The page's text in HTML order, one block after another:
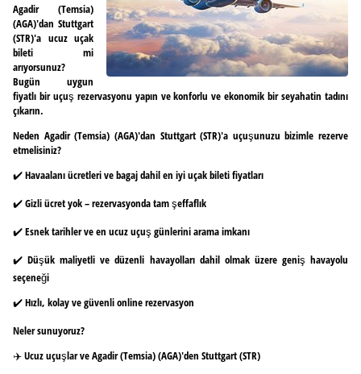
Agadir (Temsia)
(AGA)'dan Stuttgart
(STR)'a ucuz uçak
bileti mi
arıyorsunuz?
Bugün uygun
fiyatlı bir uçuş rezervasyonu yapın ve konforlu ve ekonomik bir seyahatin tadını
çıkarın.
Neden Agadir (Temsia) (AGA)'dan Stuttgart (STR)'a uçuşunuzu bizimle rezerve
etmelisiniz?
✔️ Havaalanı ücretleri ve bagaj dahil en iyi uçak bileti fiyatları
✔️ Gizli ücret yok – rezervasyonda tam şeffaflık
✔️ Esnek tarihler ve en ucuz uçuş günlerini arama imkanı
✔️ Düşük maliyetli ve düzenli havayolları dahil olmak üzere geniş havayolu
seçeneği
✔️ Hızlı, kolay ve güvenli online rezervasyon
Neler sunuyoruz?
✈️ Ucuz uçuşlar ve Agadir (Temsia) (AGA)'den Stuttgart (STR)